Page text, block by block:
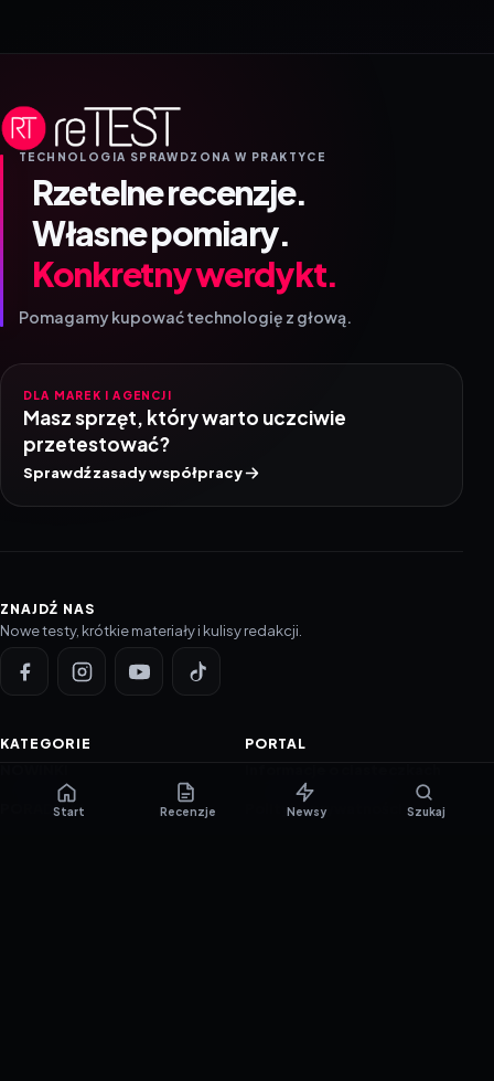
TECHNOLOGIA SPRAWDZONA W PRAKTYCE
Rzetelne recenzje.
Własne pomiary.
Konkretny werdykt.
Pomagamy kupować technologię z głową.
DLA MAREK I AGENCJI
Masz sprzęt, który warto uczciwie
przetestować?
Sprawdź zasady współpracy
ZNAJDŹ NAS
Nowe testy, krótkie materiały i kulisy redakcji.
KATEGORIE
PORADNIKI
PORTAL
Polityka prywatności
Start Recenzje Newsy Szukaj